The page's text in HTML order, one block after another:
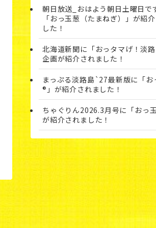
朝日放送_おはよう朝日土曜日で
「おっ玉葱（たまねぎ）」が紹
した！
北海道新聞に「おっタマげ！淡
企画が紹介されました！
まっぷる淡路島`27最新版に「お
®」が紹介されました！
ちゃぐりん2026.3月号に「おっ玉
が紹介されました！